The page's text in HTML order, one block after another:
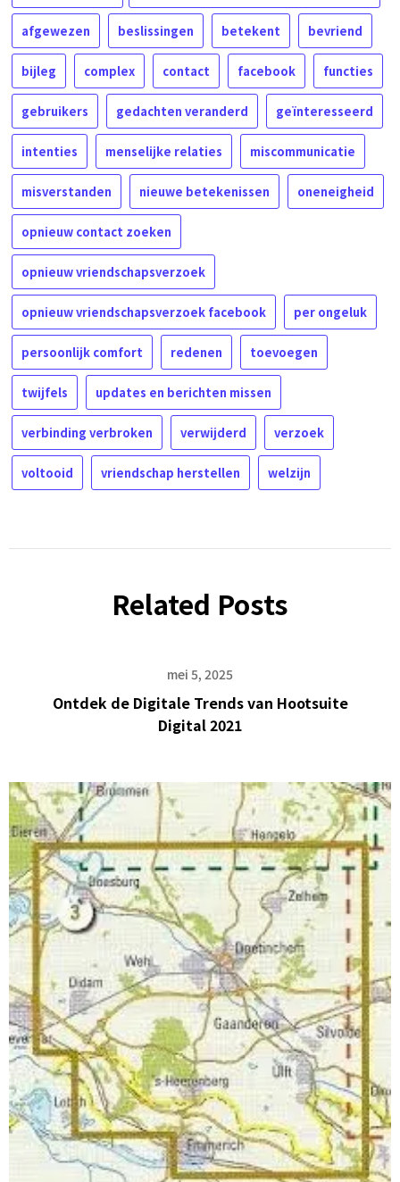
afgewezen beslissingen betekent bevriend
bijleg complex contact facebook functies
gebruikers gedachten veranderd geïnteresseerd
intenties menselijke relaties miscommunicatie
misverstanden nieuwe betekenissen oneneigheid
opnieuw contact zoeken
opnieuw vriendschapsverzoek
opnieuw vriendschapsverzoek facebook per ongeluk
persoonlijk comfort redenen toevoegen
twijfels updates en berichten missen
verbinding verbroken verwijderd verzoek
voltooid vriendschap herstellen welzijn
Related Posts
mei 5, 2025
Ontdek de Digitale Trends van Hootsuite
Digital 2021